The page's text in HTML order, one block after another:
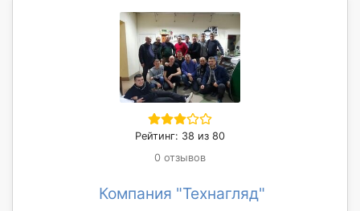
Рейтинг: 38 из 80
0 отзывов
Компания "Технагляд"